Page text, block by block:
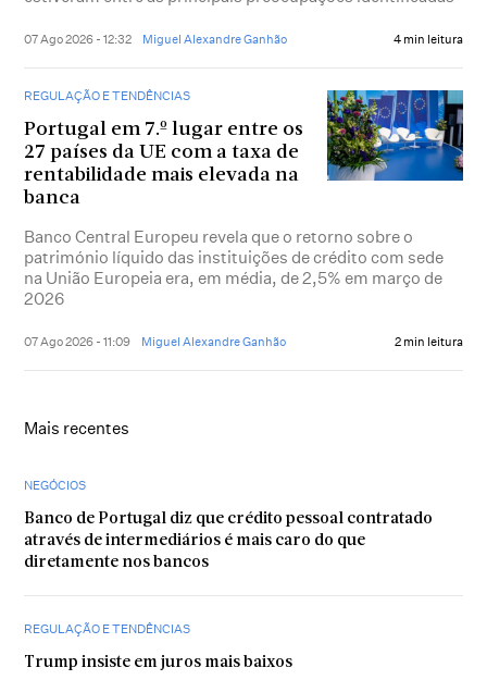
07 Ago 2026 - 12:32 Miguel Alexandre Ganhão 4 min leitura
REGULAÇÃO E TENDÊNCIAS
Portugal em 7.º lugar entre os
27 países da UE com a taxa de
rentabilidade mais elevada na
banca
Banco Central Europeu revela que o retorno sobre o
património líquido das instituições de crédito com sede
na União Europeia era, em média, de 2,5% em março de
2026
07 Ago 2026 - 11:09 Miguel Alexandre Ganhão 2 min leitura
Mais recentes
NEGÓCIOS
Banco de Portugal diz que crédito pessoal contratado
através de intermediários é mais caro do que
diretamente nos bancos
REGULAÇÃO E TENDÊNCIAS
Trump insiste em juros mais baixos